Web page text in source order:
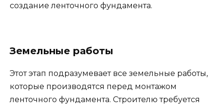
создание ленточного фундамента.
Земельные работы
Этот этап подразумевает все земельные работы,
которые производятся перед монтажом
ленточного фундамента. Строителю требуется